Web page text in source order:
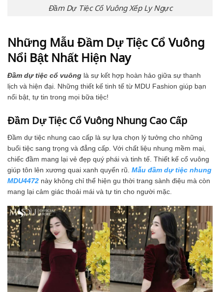
Đầm Dự Tiệc Cổ Vuông Xếp Ly Ngực
Những Mẫu Đầm Dự Tiệc Cổ Vuông
Nổi Bật Nhất Hiện Nay
Đầm dự tiệc cổ vuông là sự kết hợp hoàn hảo giữa sự thanh
lịch và hiện đại. Những thiết kế tinh tế từ MDU Fashion giúp bạn
nổi bật, tự tin trong mọi bữa tiệc!
Đầm Dự Tiệc Cổ Vuông Nhung Cao Cấp
Đầm dự tiệc nhung cao cấp là sự lựa chọn lý tưởng cho những
buổi tiệc sang trọng và đẳng cấp. Với chất liệu nhung mềm mại,
chiếc đầm mang lại vẻ đẹp quý phái và tinh tế. Thiết kế cổ vuông
giúp tôn lên xương quai xanh quyến rũ. Mẫu đầm dự tiệc nhung
MDU4472 này không chỉ thể hiện gu thời trang sành điệu mà còn
mang lại cảm giác thoải mái và tự tin cho người mặc.